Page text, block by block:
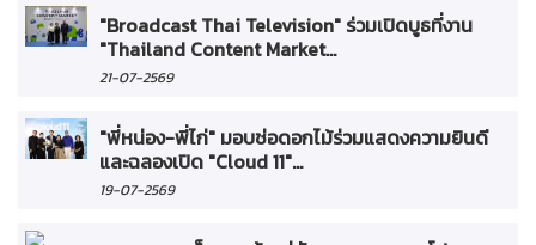
"Broadcast Thai Television" ร่วมเปิดบูธที่งาน
"Thailand Content Market...
21-07-2569
"พี่หน่อง-พี่ไก่" มอบช่อดอกไม้ร่วมแสดงความยินดี
และฉลองเปิด "Cloud 11"...
19-07-2569